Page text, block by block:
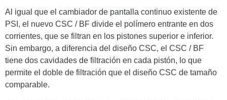
Al igual que el cambiador de pantalla continuo existente de
PSI, el nuevo CSC / BF divide el polímero entrante en dos
corrientes, que se filtran en los pistones superior e inferior.
Sin embargo, a diferencia del diseño CSC, el CSC / BF
tiene dos cavidades de filtración en cada pistón, lo que
permite el doble de filtración que el diseño CSC de tamaño
comparable.